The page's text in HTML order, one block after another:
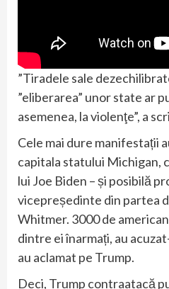
”Tiradele sale
”eliberarea” unor state ar
asemenea, la violenţe”, a
Cele mai dure manifestații
capitala statului Michigan,
lui Joe Biden – și posibilă
vicepreședinte din partea
Whitmer. 3000 de
dintre ei înarmați, au
au aclamat pe Trump.
Deci, Trump contraatacă